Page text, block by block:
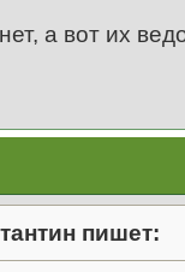
а вот их
пишет: